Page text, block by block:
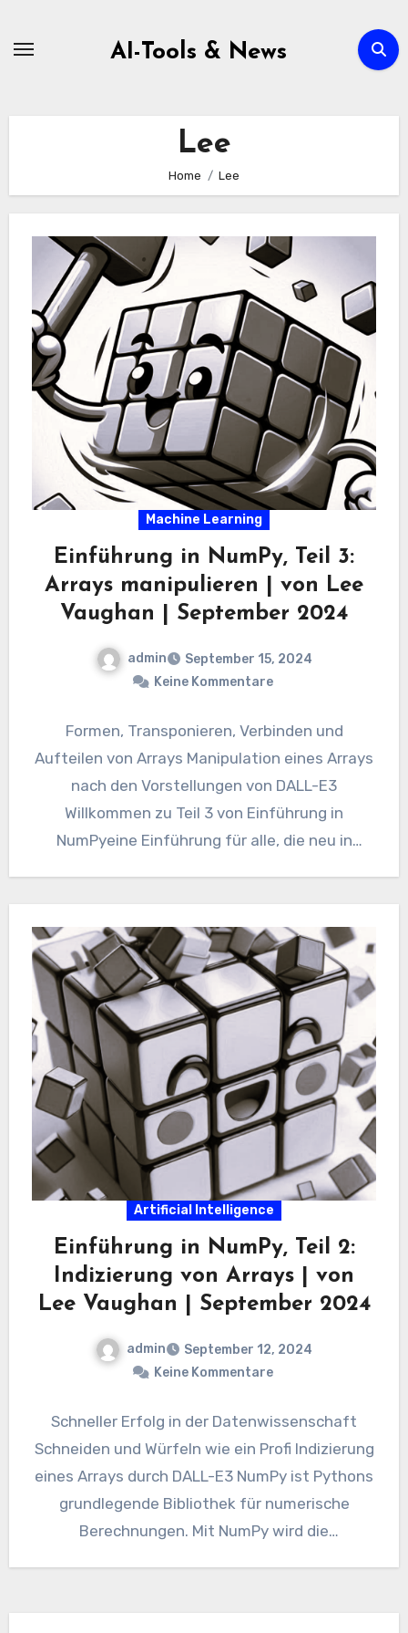
AI-Tools & News
Lee
Home Lee
Machine Learning
Einführung in NumPy, Teil 3:
Arrays manipulieren | von Lee
Vaughan | September 2024
admin
September 15, 2024
Keine Kommentare
Formen, Transponieren, Verbinden und
Aufteilen von Arrays Manipulation eines Arrays
nach den Vorstellungen von DALL-E3
Willkommen zu Teil 3 von Einführung in
NumPyeine Einführung für alle, die neu in
Artificial Intelligence
Einführung in NumPy, Teil 2:
Indizierung von Arrays | von
Lee Vaughan | September 2024
admin
September 12, 2024
Keine Kommentare
Schneller Erfolg in der Datenwissenschaft
Schneiden und Würfeln wie ein Profi Indizierung
eines Arrays durch DALL-E3 NumPy ist Pythons
grundlegende Bibliothek für numerische
Berechnungen. Mit NumPy wird die